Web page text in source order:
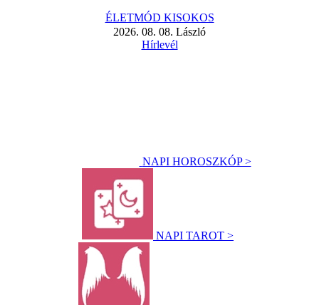
ÉLETMÓD KISOKOS
2026. 08. 08. László
Hírlevél
NAPI HOROSZKÓP >
NAPI TAROT >